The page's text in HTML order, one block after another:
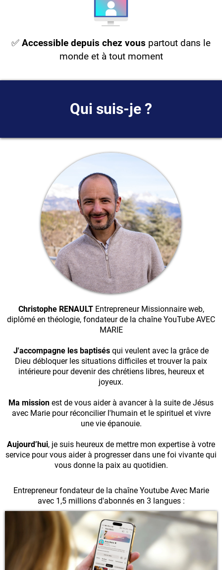
✅ Accessible depuis chez vous partout dans le
monde et à tout moment
Qui suis-je ?
Christophe RENAULTEntrepreneur Missionnaire web,
diplômé en théologie, fondateur de la chaîne YouTube AVEC
MARIE
J'accompagne les baptisés qui veulent avec la grâce de
Dieu débloquer les situations difficiles et trouver la paix
intérieure pour devenir des chrétiens libres, heureux et
joyeux.
Ma mission est de vous aider à avancer à la suite de Jésus
avec Marie pour réconcilier l'humain et le spirituel et vivre
une vie épanouie.
Aujourd’hui, je suis heureux de mettre mon expertise à votre
service pour vous aider à progresser dans une foi vivante qui
vous donne la paix au quotidien.
Entrepreneur fondateur de la chaîne Youtube Avec Marie
avec 1,5 millions d'abonnés en 3 langues :